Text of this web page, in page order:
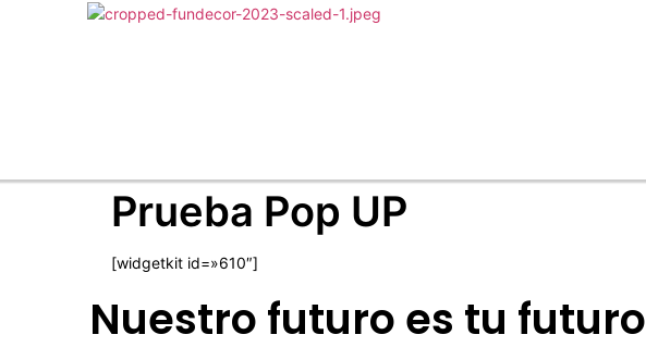
Prueba Pop UP
[widgetkit id=»610″]
Nuestro futuro es tu futuro